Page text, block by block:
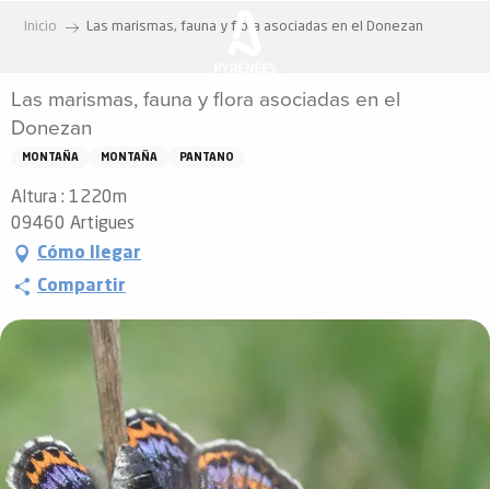
principal
Inicio Las marismas, fauna y flora asociadas en el Donezan
Las marismas, fauna y flora asociadas en el
Donezan
MONTAÑA MONTAÑA PANTANO
Altura : 1220m
09460 Artigues
Cómo llegar
Compartir